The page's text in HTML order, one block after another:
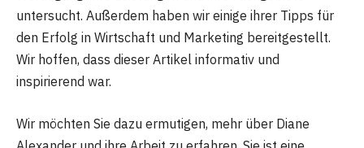
untersucht. Außerdem haben wir einige ihrer Tipps für
den Erfolg in Wirtschaft und Marketing bereitgestellt.
Wir hoffen, dass dieser Artikel informativ und
inspirierend war.
Wir möchten Sie dazu ermutigen, mehr über Diane